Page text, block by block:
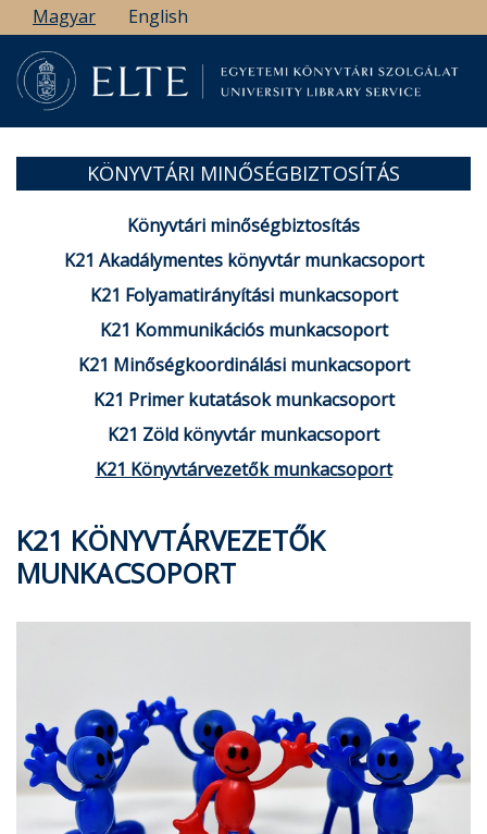
Ugrás
a
tartalomra
Magyar English
KÖNYVTÁRI MINŐSÉGBIZTOSÍTÁS
Könyvtári minőségbiztosítás
K21 Akadálymentes könyvtár munkacsoport
K21 Folyamatirányítási munkacsoport
K21 Kommunikációs munkacsoport
K21 Minőségkoordinálási munkacsoport
K21 Primer kutatások munkacsoport
K21 Zöld könyvtár munkacsoport
K21 Könyvtárvezetők munkacsoport
K21 KÖNYVTÁRVEZETŐK
MUNKACSOPORT